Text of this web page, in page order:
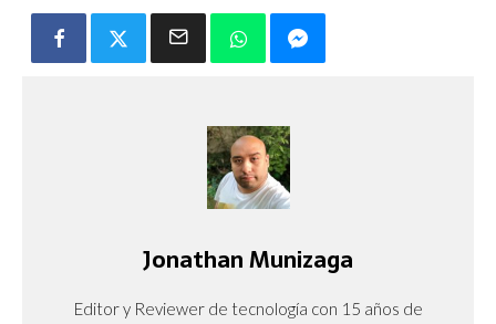
Jonathan Munizaga
Editor y Reviewer de tecnología con 15 años de